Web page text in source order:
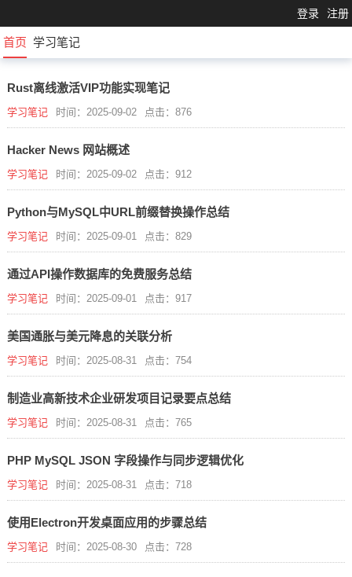
登录 注册
首页 学习笔记
Rust离线激活VIP功能实现笔记
学习笔记 时间：2025-09-02 点击：876
Hacker News 网站概述
学习笔记 时间：2025-09-02 点击：912
Python与MySQL中URL前缀替换操作总结
学习笔记 时间：2025-09-01 点击：829
通过API操作数据库的免费服务总结
学习笔记 时间：2025-09-01 点击：917
美国通胀与美元降息的关联分析
学习笔记 时间：2025-08-31 点击：754
制造业高新技术企业研发项目记录要点总结
学习笔记 时间：2025-08-31 点击：765
PHP MySQL JSON 字段操作与同步逻辑优化
学习笔记 时间：2025-08-31 点击：718
使用Electron开发桌面应用的步骤总结
学习笔记 时间：2025-08-30 点击：728